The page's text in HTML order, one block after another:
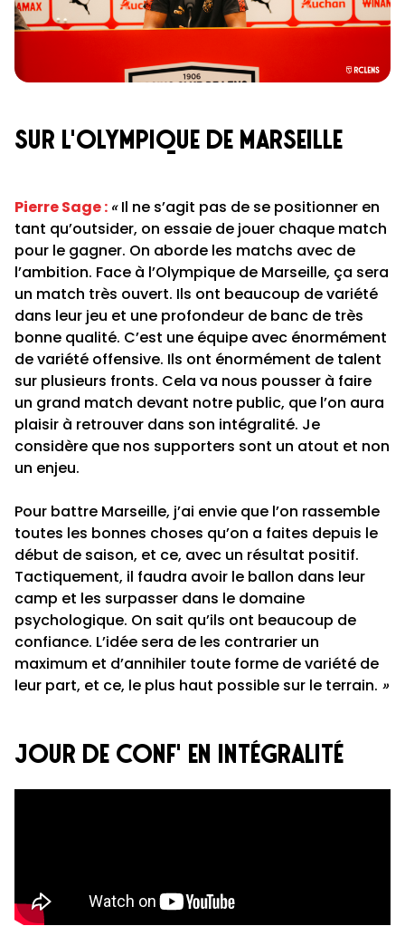
Sur l'olympique de marseille
Pierre Sage: «Il ne s’agit pas de se positionner en
tant qu’outsider, on essaie de jouer chaque match
pour le gagner. On aborde les matchs avec de
l’ambition. Face à l’Olympique de Marseille, ça sera
un match très ouvert. Ils ont beaucoup de variété
dans leur jeu et une profondeur de banc de très
bonne qualité. C’est une équipe avec énormément
de variété offensive. Ils ont énormément de talent
sur plusieurs fronts. Cela va nous pousser à faire
un grand match devant notre public, que l’on aura
plaisir à retrouver dans son intégralité. Je
considère que nos supporters sont un atout et non
un enjeu.
Pour battre Marseille, j’ai envie que l’on rassemble
toutes les bonnes choses qu’on a faites depuis le
début de saison, et ce, avec un résultat positif.
Tactiquement, il faudra avoir le ballon dans leur
camp et les surpasser dans le domaine
psychologique. On sait qu’ils ont beaucoup de
confiance. L’idée sera de les contrarier un
maximum et d’annihiler toute forme de variété de
leur part, et ce, le plus haut possible sur le terrain. »
jour de conf' en intégralité